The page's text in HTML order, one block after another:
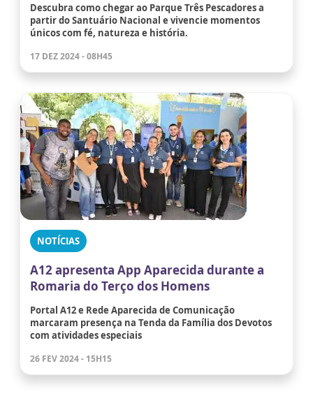
Descubra como chegar ao Parque Três Pescadores a
partir do Santuário Nacional e vivencie momentos
únicos com fé, natureza e história.
17 DEZ 2024 - 08H45
NOTÍCIAS
A12 apresenta App Aparecida durante a
Romaria do Terço dos Homens
Portal A12 e Rede Aparecida de Comunicação
marcaram presença na Tenda da Família dos Devotos
com atividades especiais
26 FEV 2024 - 15H15